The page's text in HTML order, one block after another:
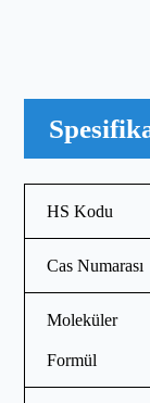
HS Kodu
Cas Numarası
Moleküler
Formül